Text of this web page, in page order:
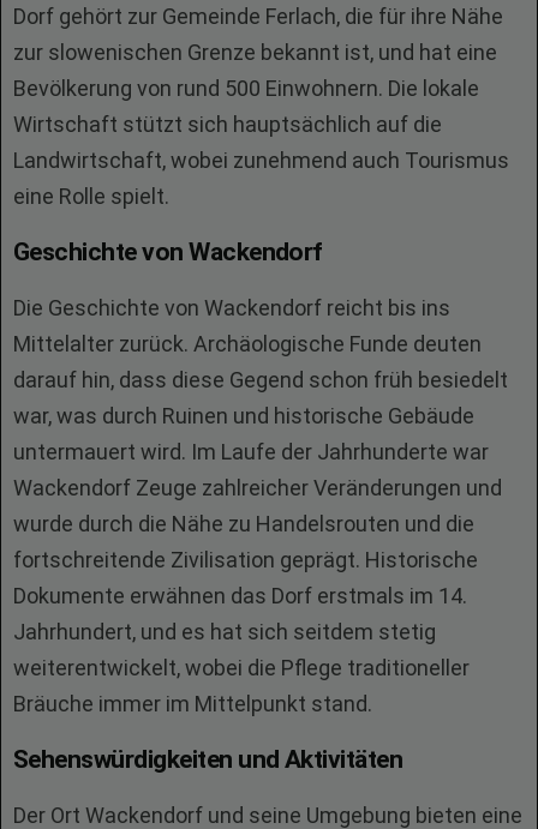
Dorf gehört zur Gemeinde Ferlach, die für ihre Nähe
zur slowenischen Grenze bekannt ist, und hat eine
Bevölkerung von rund 500 Einwohnern. Die lokale
Wirtschaft stützt sich hauptsächlich auf die
Landwirtschaft, wobei zunehmend auch Tourismus
eine Rolle spielt.
Geschichte von Wackendorf
Die Geschichte von Wackendorf reicht bis ins
Mittelalter zurück. Archäologische Funde deuten
darauf hin, dass diese Gegend schon früh besiedelt
war, was durch Ruinen und historische Gebäude
untermauert wird. Im Laufe der Jahrhunderte war
Wackendorf Zeuge zahlreicher Veränderungen und
wurde durch die Nähe zu Handelsrouten und die
fortschreitende Zivilisation geprägt. Historische
Dokumente erwähnen das Dorf erstmals im 14.
Jahrhundert, und es hat sich seitdem stetig
weiterentwickelt, wobei die Pflege traditioneller
Bräuche immer im Mittelpunkt stand.
Sehenswürdigkeiten und Aktivitäten
Der Ort Wackendorf und seine Umgebung bieten eine